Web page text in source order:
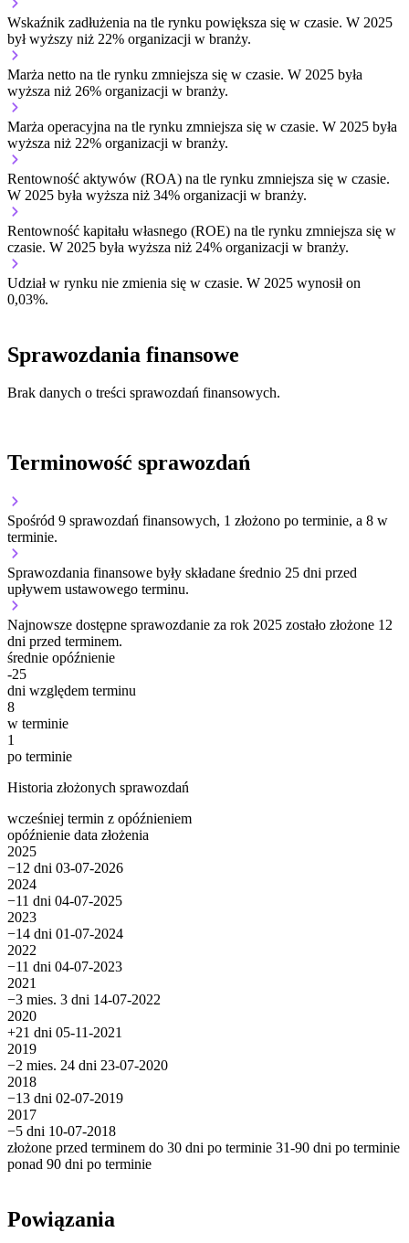
Wskaźnik zadłużenia na tle rynku powiększa się w czasie. W 2025
był wyższy niż 22% organizacji w branży.
Marża netto na tle rynku zmniejsza się w czasie. W 2025 była
wyższa niż 26% organizacji w branży.
Marża operacyjna na tle rynku zmniejsza się w czasie. W 2025 była
wyższa niż 22% organizacji w branży.
Rentowność aktywów (ROA) na tle rynku zmniejsza się w czasie.
W 2025 była wyższa niż 34% organizacji w branży.
Rentowność kapitału własnego (ROE) na tle rynku zmniejsza się w
czasie. W 2025 była wyższa niż 24% organizacji w branży.
Udział w rynku nie zmienia się w czasie. W 2025 wynosił on
0,03%.
Sprawozdania finansowe
Brak danych o treści sprawozdań finansowych.
Terminowość sprawozdań
Spośród 9 sprawozdań finansowych, 1 złożono po terminie, a 8 w
terminie.
Sprawozdania finansowe były składane średnio 25 dni przed
upływem ustawowego terminu.
Najnowsze dostępne sprawozdanie za rok 2025 zostało złożone 12
dni przed terminem.
średnie opóźnienie
-25
dni względem terminu
8
w terminie
1
po terminie
Historia złożonych sprawozdań
wcześniej termin z opóźnieniem
opóźnienie data złożenia
2025
−12 dni 03-07-2026
2024
−11 dni 04-07-2025
2023
−14 dni 01-07-2024
2022
−11 dni 04-07-2023
2021
−3 mies. 3 dni 14-07-2022
2020
+21 dni 05-11-2021
2019
−2 mies. 24 dni 23-07-2020
2018
−13 dni 02-07-2019
2017
−5 dni 10-07-2018
złożone przed terminem do 30 dni po terminie 31-90 dni po terminie
ponad 90 dni po terminie
Powiązania